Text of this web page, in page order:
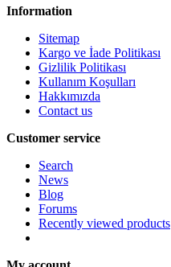
Information
Sitemap
Kargo ve İade Politikası
Gizlilik Politikası
Kullanım Koşulları
Hakkımızda
Contact us
Customer service
Search
News
Blog
Forums
Recently viewed products